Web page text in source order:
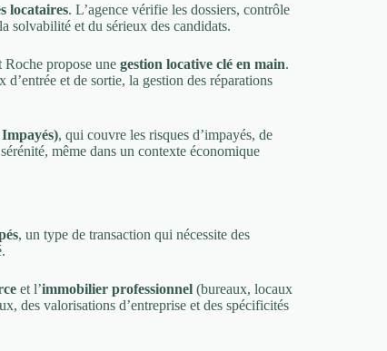
locataires. L’agence vérifie les dossiers, contrôle
solvabilité et du sérieux des candidats.
Roche propose une gestion locative clé en main.
et de sortie, la gestion des réparations
, qui couvre les risques d’impayés, de
même dans un contexte économique
, un type de transaction qui nécessite des
et l’immobilier professionnel (bureaux, locaux
des valorisations d’entreprise et des spécificités